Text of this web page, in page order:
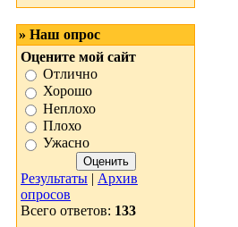
» Наш опрос
Оцените мой сайт
Отлично
Хорошо
Неплохо
Плохо
Ужасно
Результаты | Архив
опросов
Всего ответов: 133